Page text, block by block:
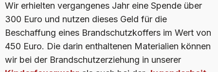
Wir erhielten vergangenes Jahr eine Spende über
300 Euro und nutzen dieses Geld für die
Beschaffung eines Brandschutzkoffers im Wert von
450 Euro. Die darin enthaltenen Materialien können
wir bei der Brandschutzerziehung in unserer